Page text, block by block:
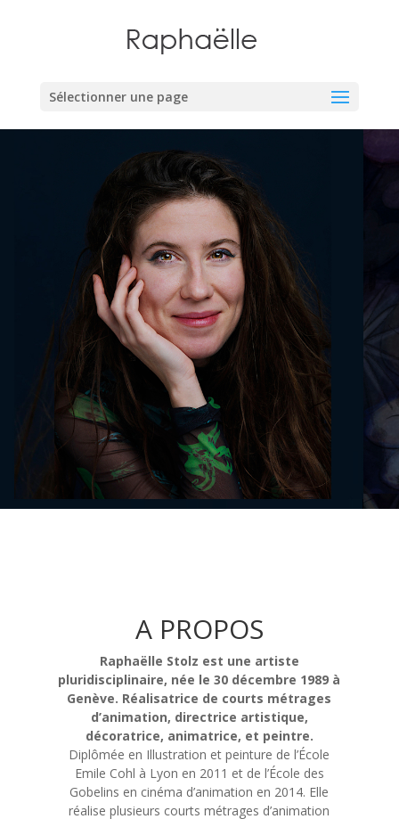
Sélectionner une page
A PROPOS
Raphaëlle Stolz est une artiste
pluridisciplinaire, née le 30 décembre 1989 à
Genève. Réalisatrice de courts métrages
d’animation, directrice artistique,
décoratrice, animatrice, et peintre.
Diplômée en Illustration et peinture de l’École
Emile Cohl à Lyon en 2011 et de l’École des
Gobelins en cinéma d’animation en 2014. Elle
réalise plusieurs courts métrages d’animation